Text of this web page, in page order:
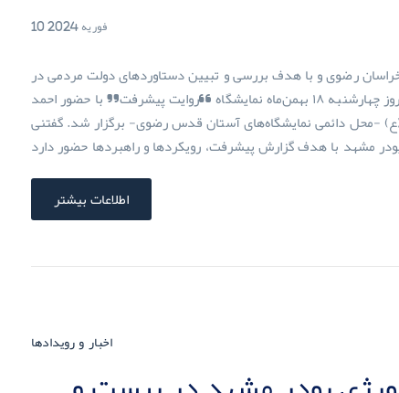
10 فوریه 2024
رضوی و با هدف بررسی و تبیین دستاوردهای دولت مردمی در
مشهد آغاز به کار کرد. به گزارش پایگاه اطلاع رسانی دولت، روز چهارشنبه ۱۸ بهمن‌ماه نمایشگاه “روایت پیشرفت” با حضور احمد
-محل دائمی نمایشگاه‌های آستان قدس رضوی- برگزار شد. گفتنی
اطلاعات بیشتر
اخبار و رویدادها
پودر مشهد در بیست و